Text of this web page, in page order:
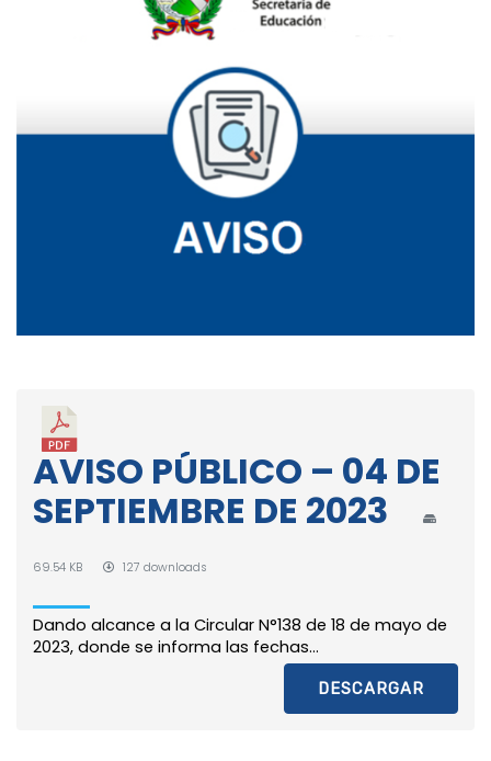
AVISO PÚBLICO – 04 DE
SEPTIEMBRE DE 2023
69.54 KB 127 downloads
Dando alcance a la Circular N°138 de 18 de mayo de
2023, donde se informa las fechas...
DESCARGAR